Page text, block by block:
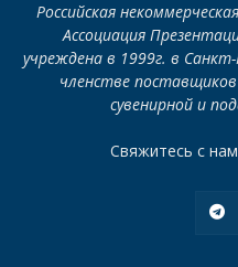
Российская
Ассоциация
учреждена в 1999г. в
членстве
сувенирной и
Свяжитесь с